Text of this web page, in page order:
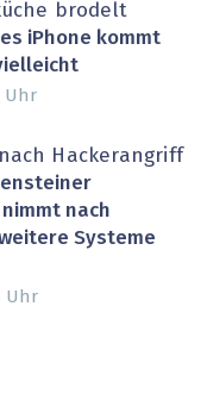
brodelt
iPhone kommt
Uhr
Hackerangriff
nach
Systeme
Uhr